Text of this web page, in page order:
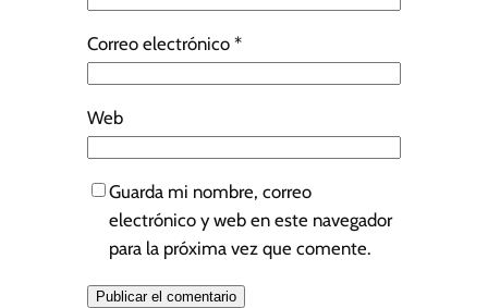
Correo electrónico *
Web
Guarda mi nombre, correo
electrónico y web en este navegador
para la próxima vez que comente.